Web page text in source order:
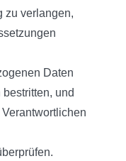
zu verlangen,
Daten
und